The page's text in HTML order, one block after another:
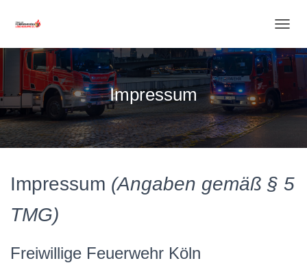
Impressum
Impressum (Angaben gemäß § 5
TMG)
Freiwillige Feuerwehr Köln